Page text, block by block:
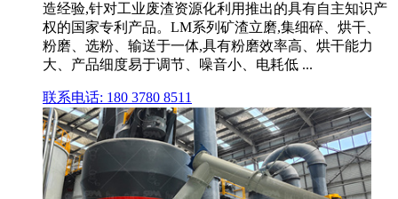
造经验,针对工业废渣资源化利用推出的具有自主知识产
权的国家专利产品。LM系列矿渣立磨,集细碎、烘干、
粉磨、选粉、输送于一体,具有粉磨效率高、烘干能力
大、产品细度易于调节、噪音小、电耗低 ...
联系电话: 180 3780 8511